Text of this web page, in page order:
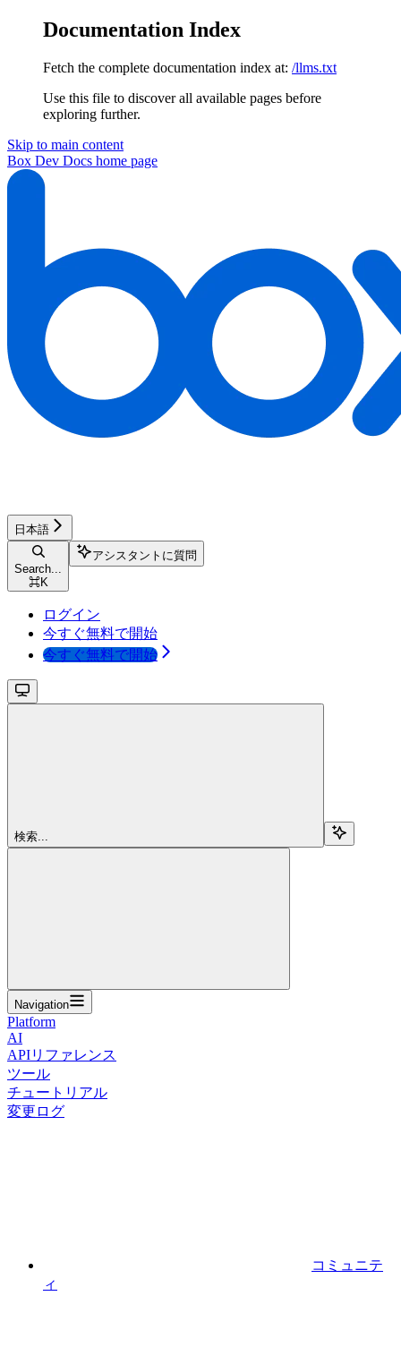
Documentation Index
Fetch the complete documentation index at: /llms.txt
Use this file to discover all available pages before
exploring further.
Skip to main content
Box Dev Docs home page
日本語
Search...
⌘K
アシスタントに質問
ログイン
今すぐ無料で開始
今すぐ無料で開始
検索...
Navigation
Platform
AI
APIリファレンス
ツール
チュートリアル
変更ログ
コミュニテ
ィ